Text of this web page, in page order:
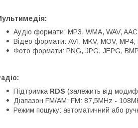
Аудіо формати: MP3, WMA, WAV,
Відео формати: AVI, MKV, MOV, MP4,
Фото формати: PNG, JPG, JEPG,
Підтримка RDS (залежить від
Діапазон FM/AM: FM: 87,5MHz -
Режим пошуку: автоматичний або